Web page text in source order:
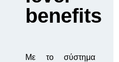
benefits
Με το σύστημα